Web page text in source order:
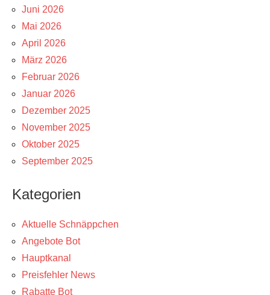
Juni 2026
Mai 2026
April 2026
März 2026
Februar 2026
Januar 2026
Dezember 2025
November 2025
Oktober 2025
September 2025
Kategorien
Aktuelle Schnäppchen
Angebote Bot
Hauptkanal
Preisfehler News
Rabatte Bot